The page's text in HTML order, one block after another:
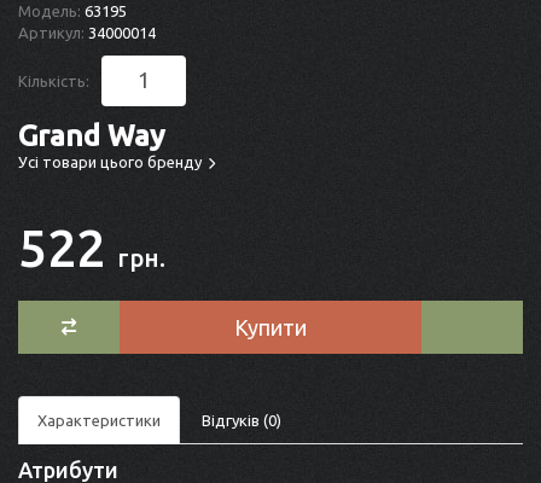
Модель: 63195
Артикул: 34000014
Кількість:
Grand Way
Усі товари цього бренду
522 грн.
Купити
Характеристики Відгуків (0)
Атрибути